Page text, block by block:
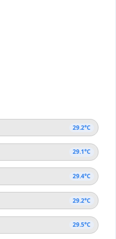
29.2°C
29.1°C
29.4°C
29.2°C
29.5°C